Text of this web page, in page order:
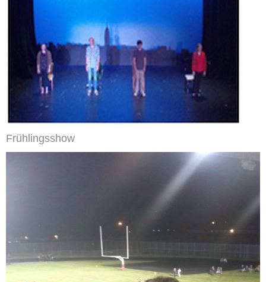
Frühlingsshow